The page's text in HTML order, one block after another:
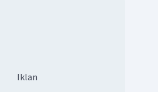
Iklan